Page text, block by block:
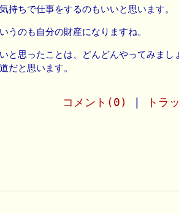
持ちで仕事をするのもいいと思います。
うのも自分の財産になりますね。
と思ったことは、どんどんやってみまし
だと思います。
コメント(0) トラ